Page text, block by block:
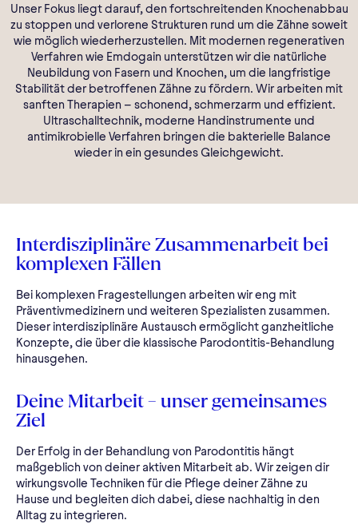
Unser Fokus liegt darauf, den fortschreitenden Knochenabbau
zu stoppen und verlorene Strukturen rund um die Zähne soweit
wie möglich wiederherzustellen. Mit modernen regenerativen
Verfahren wie Emdogain unterstützen wir die natürliche
Neubildung von Fasern und Knochen, um die langfristige
Stabilität der betroffenen Zähne zu fördern. Wir arbeiten mit
sanften Therapien – schonend, schmerzarm und effizient.
Ultraschalltechnik, moderne Handinstrumente und
antimikrobielle Verfahren bringen die bakterielle Balance
wieder in ein gesundes Gleichgewicht.
Interdisziplinäre Zusammenarbeit bei
komplexen Fällen
Bei komplexen Fragestellungen arbeiten wir eng mit
Präventivmedizinern und weiteren Spezialisten zusammen.
Dieser interdisziplinäre Austausch ermöglicht ganzheitliche
Konzepte, die über die klassische Parodontitis-Behandlung
hinausgehen.
Deine Mitarbeit – unser gemeinsames
Ziel
Der Erfolg in der Behandlung von Parodontitis hängt
maßgeblich von deiner aktiven Mitarbeit ab. Wir zeigen dir
wirkungsvolle Techniken für die Pflege deiner Zähne zu
Hause und begleiten dich dabei, diese nachhaltig in den
Alltag zu integrieren.